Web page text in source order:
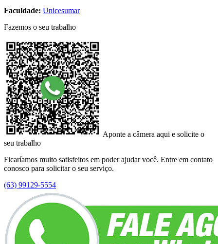
Faculdade: Unicesumar
Fazemos o seu trabalho
Aponte a câmera aqui e solicite o
seu trabalho
Ficaríamos muito satisfeitos em poder ajudar você. Entre em contato
conosco para solicitar o seu serviço.
(63) 99129-5554